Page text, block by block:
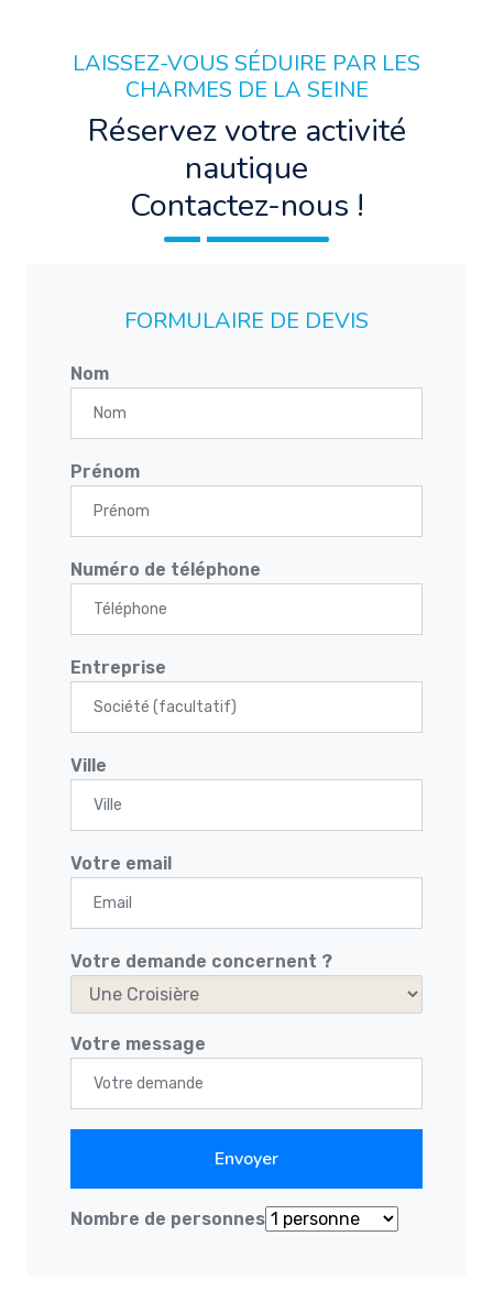
LAISSEZ-VOUS SÉDUIRE PAR LES
CHARMES DE LA SEINE
Réservez votre activité
nautique
Contactez-nous !
FORMULAIRE DE DEVIS
Nom
Prénom
Numéro de téléphone
Entreprise
Ville
Votre email
Votre demande concernent ?
Votre message
Nombre de personnes